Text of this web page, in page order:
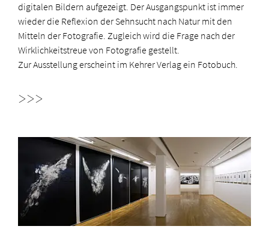
digitalen Bildern aufgezeigt. Der Ausgangspunkt ist immer
wieder die Reflexion der Sehnsucht nach Natur mit den
Mitteln der Fotografie. Zugleich wird die Frage nach der
Wirklichkeitstreue von Fotografie gestellt.
Zur Ausstellung erscheint im Kehrer Verlag ein Fotobuch.
>>>